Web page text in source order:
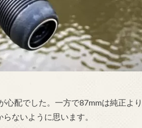
心配でした。一方で87mmは純正よ
ないように思います。